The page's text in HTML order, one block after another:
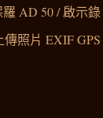
AD 50 / 啟示
傳照片 EXIF